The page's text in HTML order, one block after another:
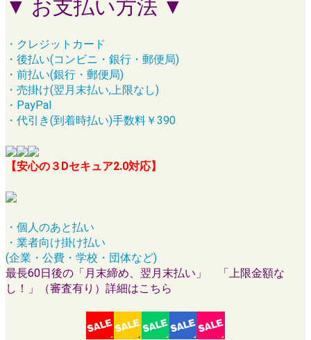
▼ お支払い方法 ▼
・クレジットカード
・後払い(コンビニ・銀行・郵便局)
・前払い(銀行・郵便局)
・売掛け(翌月末払い,上限なし)
・PayPal
・代引き(到着時払い)手数料￥390
【安心の３Dセキュア2.0対応】
・個人のあと払い
・業者向け掛け払い
(企業・公費・学校・団体など)
最長60日後の「月末締め、翌月末払い」 「上限金額な
し！」（審査有り）詳細はこちら